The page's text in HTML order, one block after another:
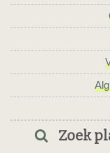
Zoek